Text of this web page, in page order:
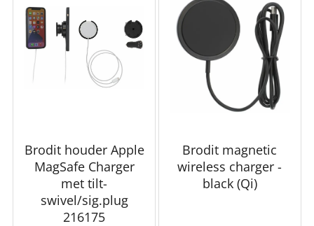
Brodit houder Apple
MagSafe Charger
met tilt-
swivel/sig.plug
216175
Brodit magnetic
wireless charger -
black (Qi)